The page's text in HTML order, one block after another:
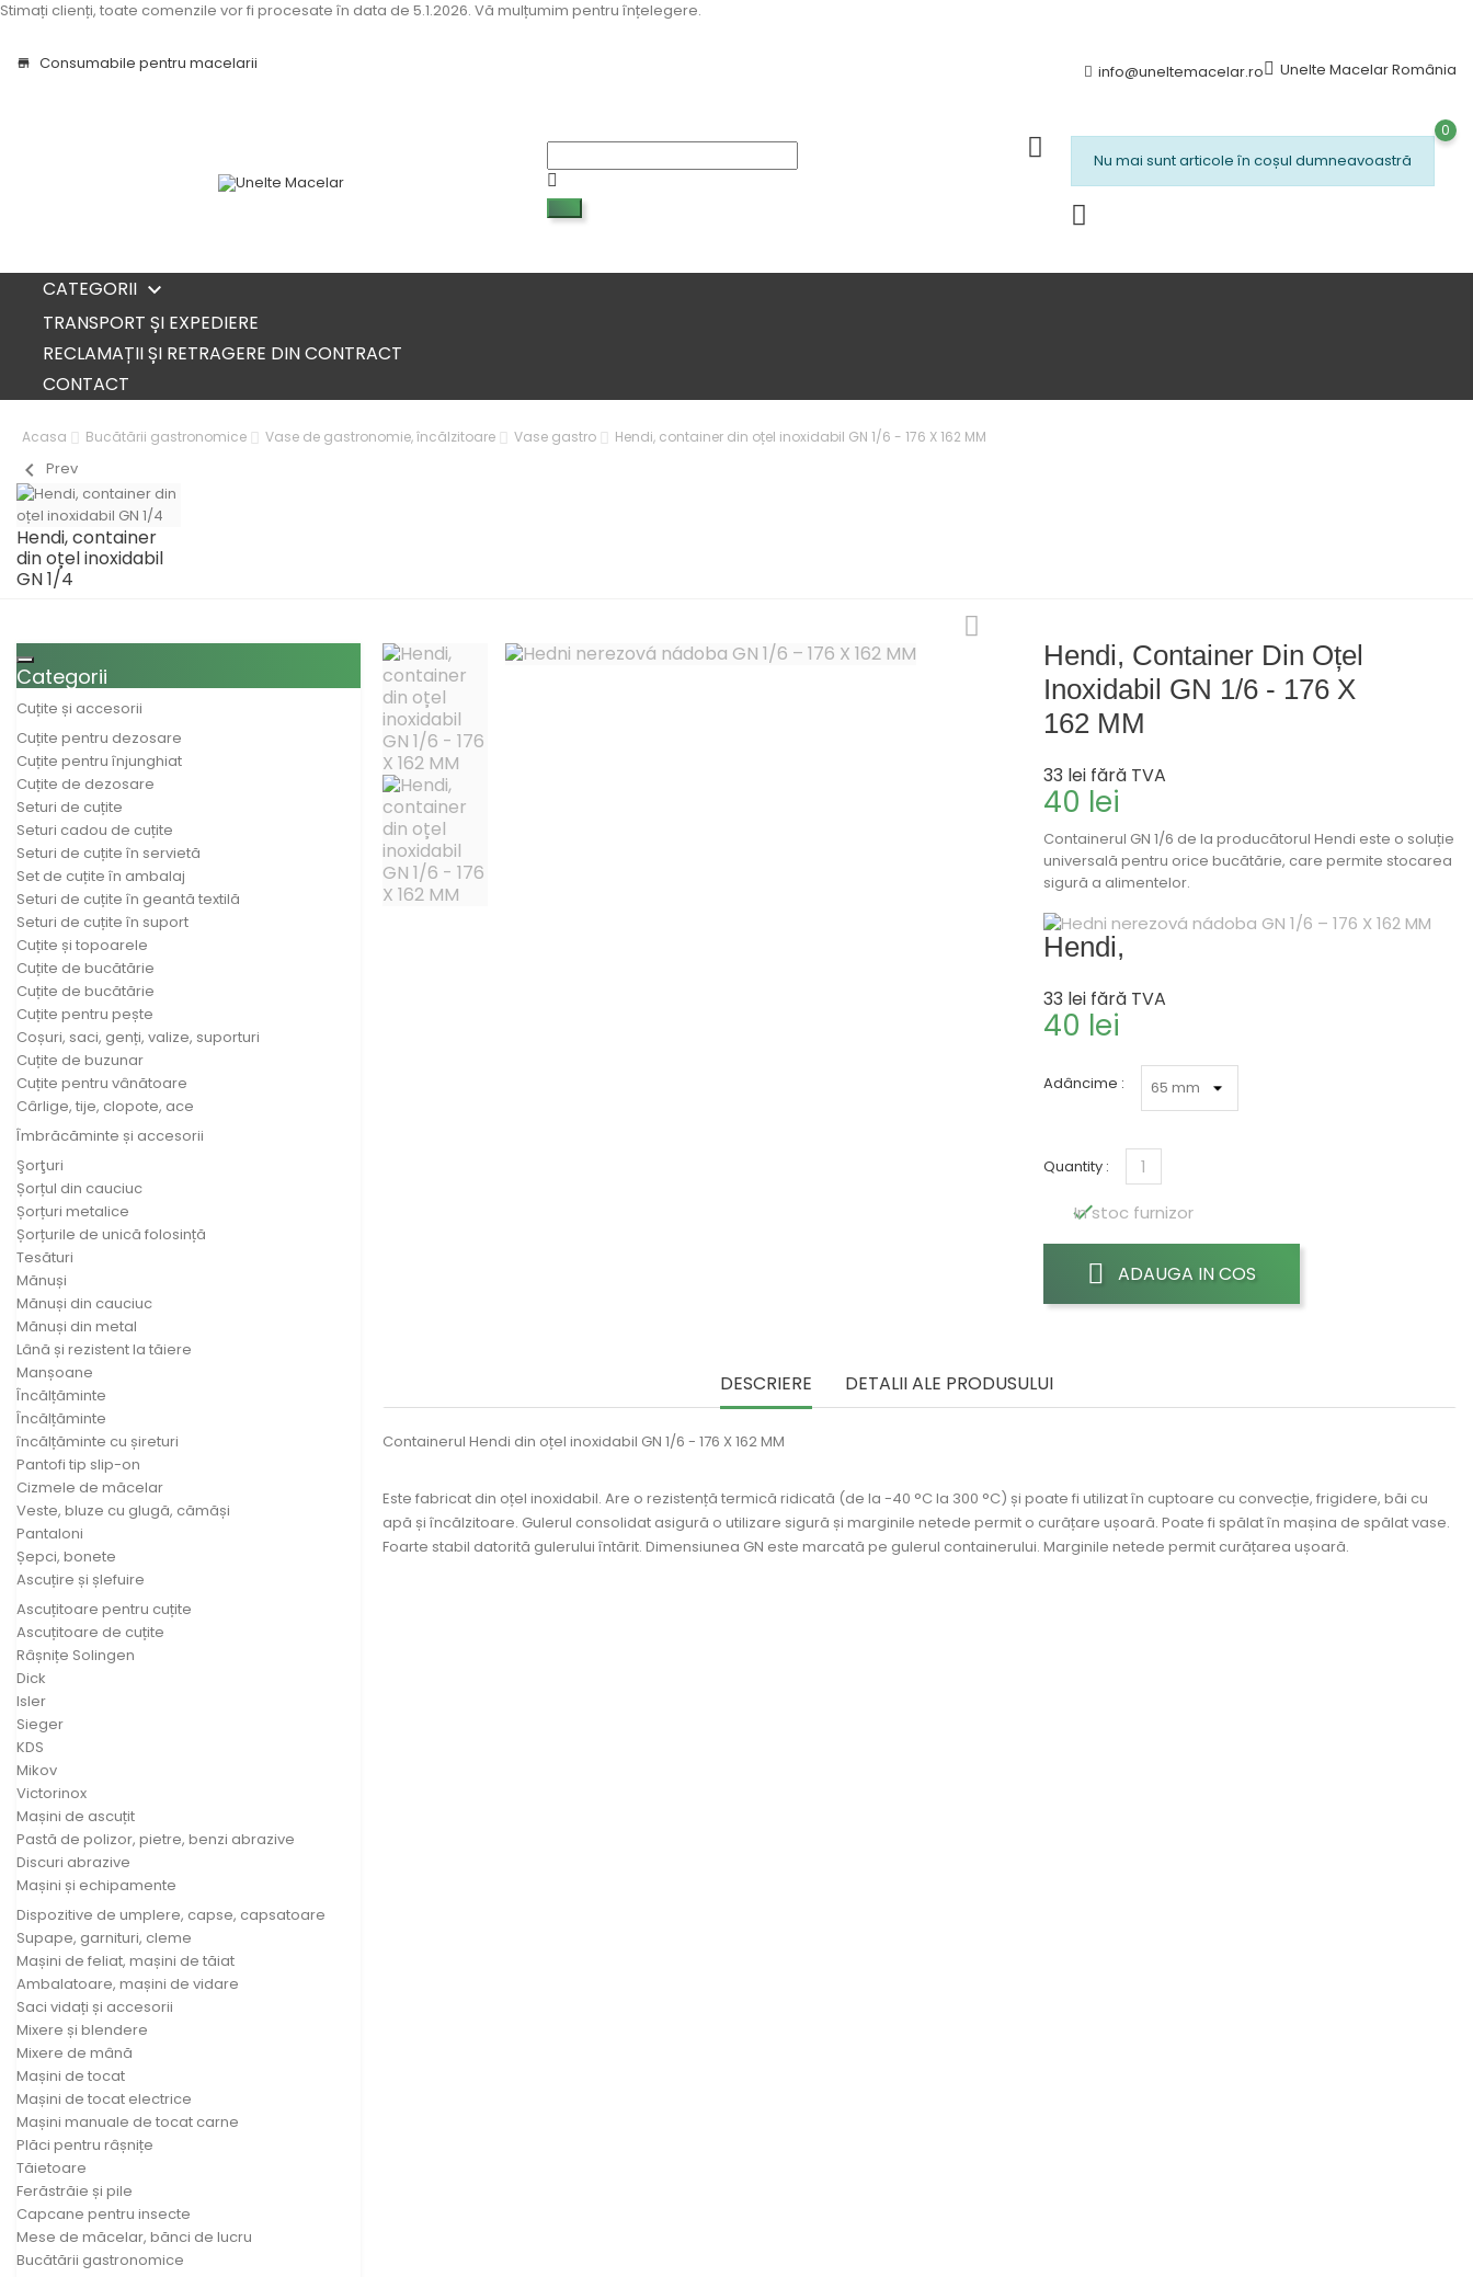
Stimați clienți, toate comenzile vor fi procesate în data de 5.1.2026. Vă mulțumim pentru înțelegere.
store Consumabile pentru macelarii info@uneltemacelar.ro Unelte Macelar România
Nu mai sunt articole în coșul dumneavoastră
0
CATEGORII 
TRANSPORT ȘI EXPEDIERE
RECLAMAȚII ȘI RETRAGERE DIN CONTRACT
CONTACT
Acasa Bucătării gastronomice Vase de gastronomie, încălzitoare Vase gastro Hendi, container din oțel inoxidabil GN 1/6 - 176 X 162 MM
chevron_left Prev
Hendi, container
din oțel inoxidabil
GN 1/4
Toggle navigation
Categorii
Cuțite și accesorii
Cuțite pentru dezosare
Cuțite pentru înjunghiat
Cuțite de dezosare
Seturi de cuțite
Seturi cadou de cuțite
Seturi de cuțite în servietă
Set de cuțite în ambalaj
Seturi de cuțite în geantă textilă
Seturi de cuțite în suport
Cuțite și topoarele
Cuțite de bucătărie
Cuțite de bucătărie
Cuțite pentru pește
Coșuri, saci, genți, valize, suporturi
Cuțite de buzunar
Cuțite pentru vânătoare
Cârlige, tije, clopote, ace
Îmbrăcăminte și accesorii
Şorţuri
Șorțul din cauciuc
Șorțuri metalice
Șorțurile de unică folosință
Tesături
Mănuși
Mănuși din cauciuc
Mănuși din metal
Lână și rezistent la tăiere
Manșoane
Încălțăminte
Încălțăminte
încălțăminte cu șireturi
Pantofi tip slip-on
Cizmele de măcelar
Veste, bluze cu glugă, cămăși
Pantaloni
Șepci, bonete
Ascuțire și șlefuire
Ascuțitoare pentru cuțite
Ascuțitoare de cuțite
Râșnițe Solingen
Dick
Isler
Sieger
KDS
Mikov
Victorinox
Mașini de ascuțit
Pastă de polizor, pietre, benzi abrazive
Discuri abrazive
Mașini și echipamente
Dispozitive de umplere, capse, capsatoare
Supape, garnituri, cleme
Mașini de feliat, mașini de tăiat
Ambalatoare, mașini de vidare
Saci vidați și accesorii
Mixere și blendere
Mixere de mână
Mașini de tocat
Mașini de tocat electrice
Mașini manuale de tocat carne
Plăci pentru râșnițe
Tăietoare
Ferăstrăie și pile
Capcane pentru insecte
Mese de măcelar, bănci de lucru
Bucătării gastronomice
Hendi, Container Din Oțel
Inoxidabil GN 1/6 - 176 X
162 MM
33 lei fără TVA
40 lei
Containerul GN 1/6 de la producătorul Hendi este o soluție
universală pentru orice bucătărie, care permite stocarea
sigură a alimentelor.
Hendi,
33 lei fără TVA
40 lei
Adâncime :
Quantity :

In stoc furnizor
ADAUGA IN COS
DESCRIERE DETALII ALE PRODUSULUI
Containerul Hendi din oțel inoxidabil GN 1/6 - 176 X 162 MM
Este fabricat din oțel inoxidabil. Are o rezistență termică ridicată (de la -40 °C la 300 °C) și poate fi utilizat în cuptoare cu convecție, frigidere, băi cu
apă și încălzitoare. Gulerul consolidat asigură o utilizare sigură și marginile netede permit o curățare ușoară. Poate fi spălat în mașina de spălat vase.
Foarte stabil datorită gulerului întărit. Dimensiunea GN este marcată pe gulerul containerului. Marginile netede permit curățarea ușoară.